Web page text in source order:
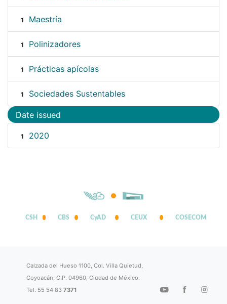
1 Maestría
1 Polinizadores
1 Prácticas apícolas
1 Sociedades Sustentables
Date issued
1 2020
CSH CBS CyAD CEUX COSECOM
Calzada del Hueso 1100, Col. Villa Quietud,
Coyoacán, C.P. 04960, Ciudad de México.
Tel. 55 54 837371